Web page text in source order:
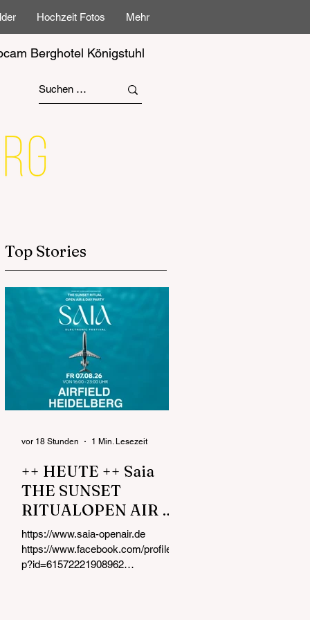
Hochzeit Fotos Mehr
Berghotel Königstuhl
Top Stories
++ HEUTE ++ Saia
THE SUNSET
RITUALOPEN AIR &
DAY PARTY FR
07.08.26 von 16:00 -
23:00 UHR Airfield
https://www.saia-openair.de
https://www.facebook.com/profile.ph
p?id=61572221908962
vor 18 Stunden 1 Min. Lesezeit